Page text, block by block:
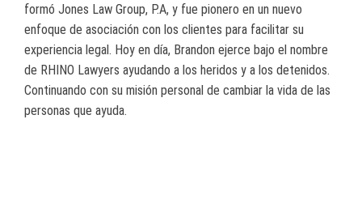
formó Jones Law Group, P.A, y fue pionero en un nuevo
enfoque de asociación con los clientes para facilitar su
experiencia legal. Hoy en día, Brandon ejerce bajo el nombre
de RHINO Lawyers ayudando a los heridos y a los detenidos.
Continuando con su misión personal de cambiar la vida de las
personas que ayuda.